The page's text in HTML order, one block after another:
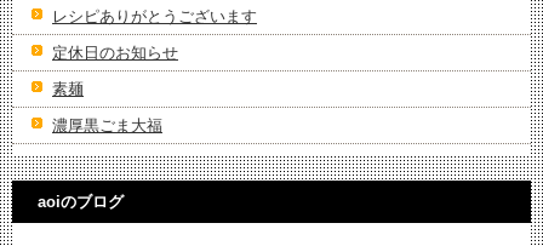
レシピありがとうございます
定休日のお知らせ
素麺
濃厚黒ごま大福
aoiのブログ